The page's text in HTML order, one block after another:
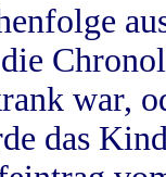
war,
das